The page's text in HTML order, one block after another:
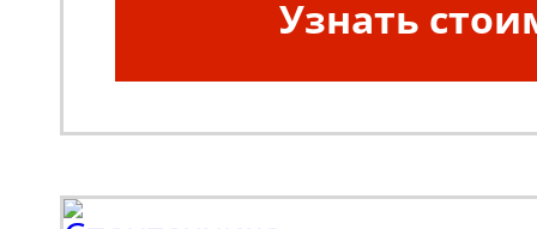
Узнать